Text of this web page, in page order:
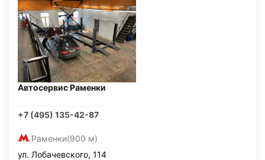
Автосервис Раменки
+7 (495) 135-42-87
Раменки(900 м)
ул. Лобачевского, 114